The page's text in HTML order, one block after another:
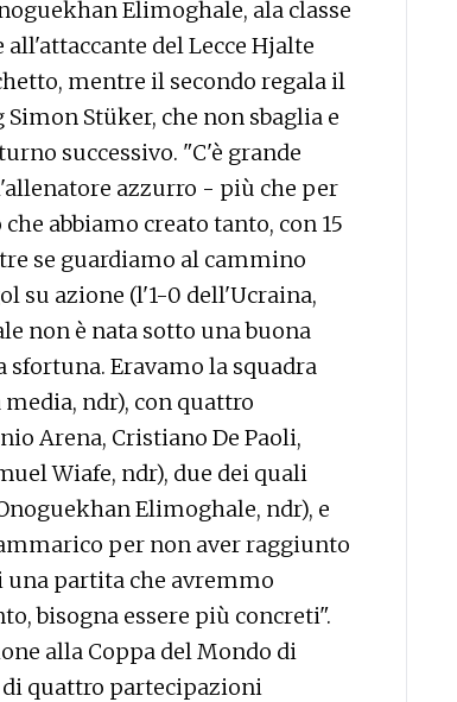
Elimoghale, ala classe
del Lecce Hjalte
mentre il secondo regala il
Stüker, che non sbaglia e
successivo. "C'è grande
azzurro - più che per
abbiamo creato tanto, con 15
se guardiamo al cammino
su azione (l'1-0 dell'Ucraina,
non è nata sotto una buona
Eravamo la squadra
ndr), con quattro
Arena, Cristiano De Paoli,
Wiafe, ndr), due dei quali
Elimoghale, ndr), e
per non aver raggiunto
partita che avremmo
bisogna essere più concreti".
alla Coppa del Mondo di
quattro partecipazioni